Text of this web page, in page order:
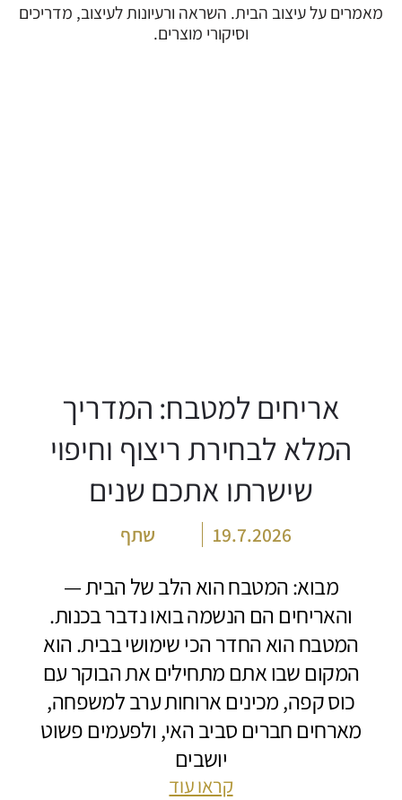
מאמרים על עיצוב הבית. השראה ורעיונות לעיצוב, מדריכים
וסיקורי מוצרים.
אריחים למטבח: המדריך
המלא לבחירת ריצוף וחיפוי
שישרתו אתכם שנים
19.7.2026 שתף
מבוא: המטבח הוא הלב של הבית —
והאריחים הם הנשמה בואו נדבר בכנות.
המטבח הוא החדר הכי שימושי בבית. הוא
המקום שבו אתם מתחילים את הבוקר עם
כוס קפה, מכינים ארוחות ערב למשפחה,
מארחים חברים סביב האי, ולפעמים פשוט
יושבים
קראו עוד